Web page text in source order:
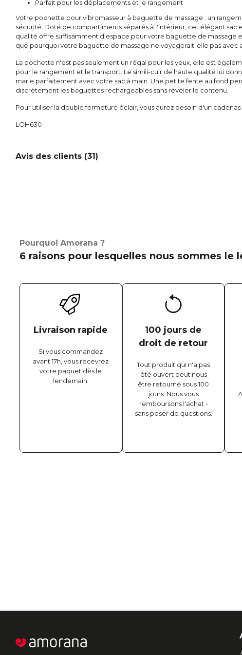
Parfait pour les déplacements et le rangement
Votre pochette pour vibromasseur à baguette de massage : un
sécurité. Doté de compartiments séparés à l'intérieur, cet élégant sac
qualité offre suffisamment d'espace pour votre baguette de massage
que pourquoi votre baguette de massage ne voyagerait-elle pas avec
La pochette n'est pas seulement un régal pour les yeux, elle est
pour le rangement et le transport. Le simili-cuir de haute qualité lui
marie parfaitement avec votre sac à main. Une petite fente au fond
discrètement les baguettes rechargeables sans révéler le contenu.
Pour utiliser la double fermeture éclair, vous aurez besoin d'un cadenas
LOH630
Avis des clients (31)
Pourquoi Amorana ?
6 raisons pour lesquelles nous sommes le
Livraison rapide
Si vous commandez
avant 17h, vous recevrez
votre paquet dès le
lendemain.
100 jours de
droit de retour
Tout produit qui n'a pas
été ouvert peut nous
être retourné sous 100
jours. Nous vous
remboursons l'achat -
sans poser de questions.